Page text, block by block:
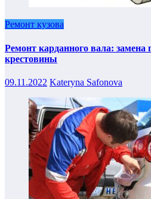
Ремонт кузова
Ремонт карданного вала:
крестовины
09.11.2022 Kateryna Safonova